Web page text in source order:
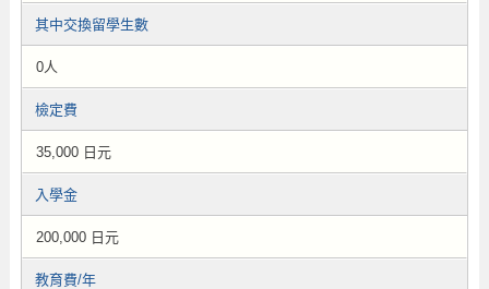
其中交換留學生數
0人
檢定費
35,000 日元
入學金
200,000 日元
教育費/年